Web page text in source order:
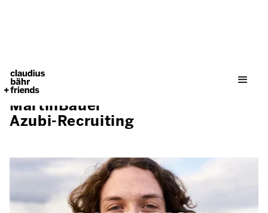
MartinBauer
Azubi-Recruiting